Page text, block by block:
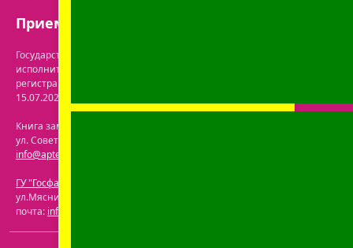
Прием заказов: с 9:00 до 21:00.
Государственная регистрация осуществлена Бобруйским городским
исполнительным комитетом управления экономики. Дата и номер
регистрации интернет-магазина в торговом реестре: №722063 от
15.07.2024.
Книга замечаний и предложений находится по адресу: г. Бобруйск,
ул. Советская 40-3. Телефон: +375 (29) 339-79-59. Электронная почта:
info@aptekaonline.by
ГУ "Госфармнадзор"
ул.Мясникова, 32-2. Телефон: +375 (17) 271-25-75. Электронная
почта: info@gospharmnadzor.by